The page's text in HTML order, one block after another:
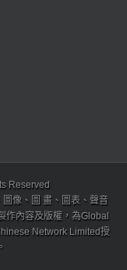
Reserved
像、圖 畫、圖表、聲音
作內容及版權，為Global
Network Limited授